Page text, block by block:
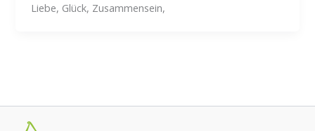
Liebe, Glück, Zusammensein,